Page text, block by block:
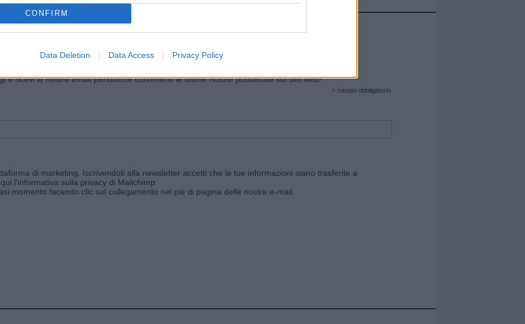
CONFIRM
Data Deletion Data Access Privacy Policy
e ricevi le nostre email periodiche contenenti le ultime notizie pubblicate sul sito web!
* campo obbligatorio
di marketing. Iscrivendoti alla newsletter accetti che le tue informazioni siano trasferite a
l'informativa sulla privacy di Mailchimp
momento facendo clic sul collegamento nel piè di pagina delle nostre e-mail.